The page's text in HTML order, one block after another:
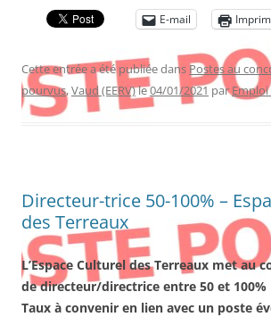
E-mail
Cette entrée a été publiée dans Postes au
pourvus,Vaud (EERV)le04/01/2021 parEmploi
Directeur-trice 50-100% –
des Terreaux
L’Espace Culturel des Terreaux met au
de directeur/directrice entre 50 et 100%
Taux à convenir en lien avec un poste